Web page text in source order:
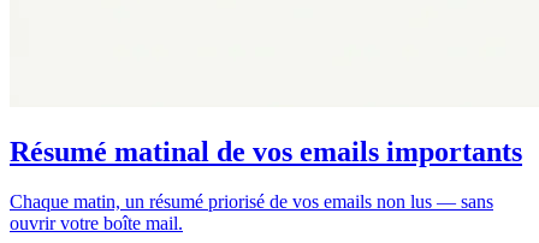
Résumé matinal de vos emails importants
Chaque matin, un résumé priorisé de vos emails non lus — sans
ouvrir votre boîte mail.